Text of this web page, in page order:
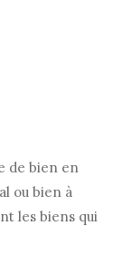
de bien en
ou bien à
les biens qui